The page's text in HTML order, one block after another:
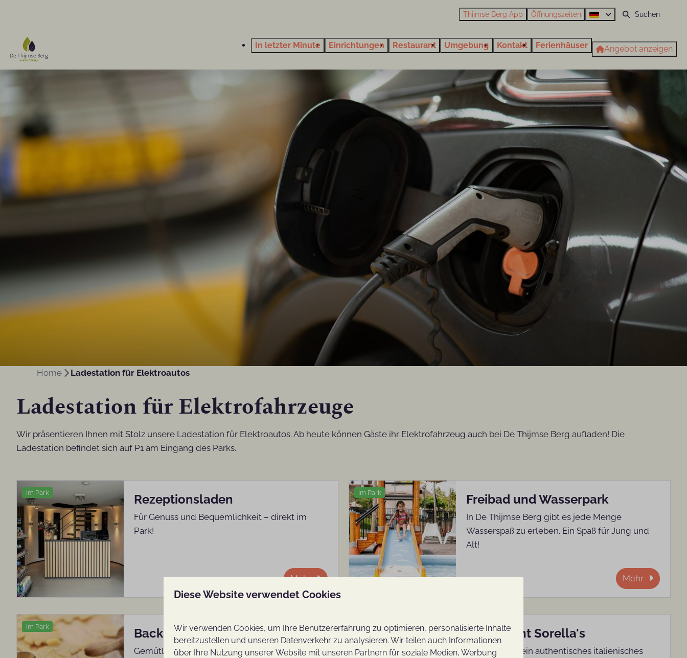
Thijmse Berg App Öffnungszeiten
In letzter Minute Einrichtungen Restaurant Umgebung Kontakt Ferienhäuser Angebot anzeigen
Home Ladestation für Elektroautos
Ladestation für Elektrofahrzeuge
Wir präsentieren Ihnen mit Stolz unsere Ladestation für Elektroautos. Ab heute können Gäste ihr Elektrofahrzeug auch bei De Thijmse Berg aufladen! Die
Ladestation befindet sich auf P1 am Eingang des Parks.
Im Park Rezeptionsladen
Für Genuss und Bequemlichkeit – direkt im
Park!
Mehr
Im Park Freibad und Wasserpark
In De Thijmse Berg gibt es jede Menge
Wasserspaß zu erleben. Ein Spaß für Jung und
Alt!
Mehr
Im Park Backpakete für deine Unterkunft
Gemütlich zusammen backen in deinem
Im Park Restaurant Sorella's
Genießen Sie ein authentisches italienisches
Diese Website verwendet Cookies
Wir verwenden Cookies, um Ihre Benutzererfahrung zu optimieren, personalisierte Inhalte
bereitzustellen und unseren Datenverkehr zu analysieren. Wir teilen auch Informationen
über Ihre Nutzung unserer Website mit unseren Partnern für soziale Medien, Werbung